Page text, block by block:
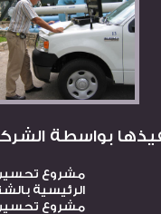
بواسطة الشركة
مشروع تحسين
الرئيسية
مشروع